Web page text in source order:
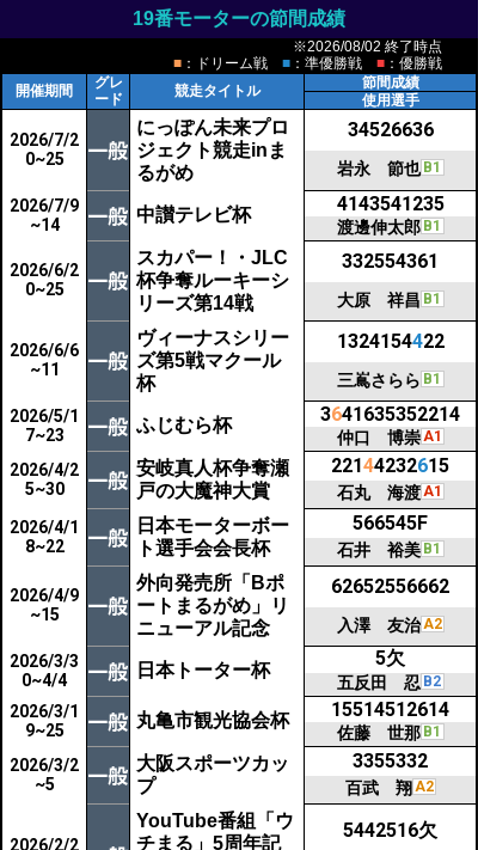
19番モーターの節間成績
※2026/08/02 終了時点
■ ：ドリーム戦 ■ ：準優勝戦 ■ ：優勝戦
開催期間
グレ
ード
競走タイトル
節間成績
使用選手
2026/7/2
0~25
にっぽん未来プロ
ジェクト競走inま
るがめ
34526636
岩永 節也 B1
2026/7/9
~14
中讃テレビ杯 4143541235
渡邊伸太郎 B1
2026/6/2
0~25
スカパー！・JLC
杯争奪ルーキーシ
リーズ第14戦
332554361
大原 祥昌 B1
2026/6/6
~11
ヴィーナスシリー
ズ第5戦マクール
杯
1324154422
三嶌さらら B1
2026/5/1
7~23
ふじむら杯 3641635352214
仲口 博崇A1
2026/4/2
5~30
安岐真人杯争奪瀬
戸の大魔神大賞
22144232615
石丸 海渡A1
2026/4/1
8~22
日本モーターボー
ト選手会会長杯
566545F
石井 裕美 B1
2026/4/9
~15
外向発売所「Bポ
ートまるがめ」リ
ニューアル記念
62652556662
入澤 友治A2
2026/3/3
0~4/4
日本トーター杯
5欠
五反田 忍 B2
2026/3/1
9~25
丸亀市観光協会杯 15514512614
佐藤 世那 B1
2026/3/2
~5
大阪スポーツカッ
プ
3355332
百武 翔A2
2026/2/2
YouTube番組「ウ
チまる」5周年記
5442516欠